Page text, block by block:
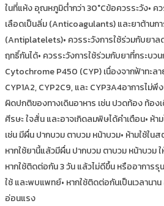
ในที่แห้ง อุณหภูมิต่ำกว่า 30°Cข้อควรระวัง• ค
เลือดเป็นลิ่ม (Anticoagulants) และยาต้านก
(Antiplatelets)• ควรระวังการใช้ร่วมกับยาล
ฤทธิ์กันได้• ควรระวังการใช้ร่วมกับยาที่กระบว
Cytochrome P450 (CYP) เนื่องจากฟ้าทะล
CYP1A2, CYP2C9, และ CYP3A4อาการไม่พึ
ผิดปกติของทางเดินอาหาร เช่น ปวดท้อง ท้อง
ศีรษะ ใจสั่น และอาจเกิดลมพิษได้คำเตือน• ห้า
เช่น มีผื่น ปากบวม ตาบวม หน้าบวม• ห้ามใช้ใ
หากใช้ยานี้แล้วมีผื่น ปากบวม ตาบวม หน้าบวม
หากใช้ติดต่อกัน 3 วัน แล้วไม่ดีขึ้น หรืออาการรุ
ใช้ และพบแพทย์• หากใช้ติดต่อกันเป็นเวลานา
อ่อนแรง